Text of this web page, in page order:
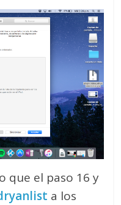
que el paso 16 y
a los